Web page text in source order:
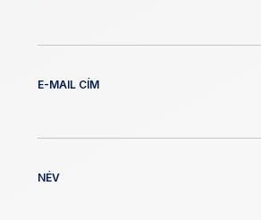
E-MAIL CÍM
NÉV